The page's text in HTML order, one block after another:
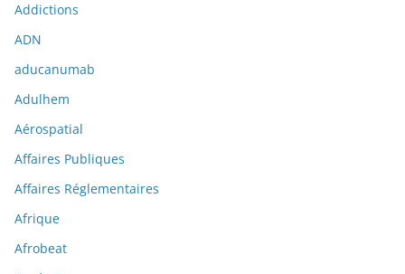
Addictions
ADN
aducanumab
Adulhem
Aérospatial
Affaires Publiques
Affaires Réglementaires
Afrique
Afrobeat